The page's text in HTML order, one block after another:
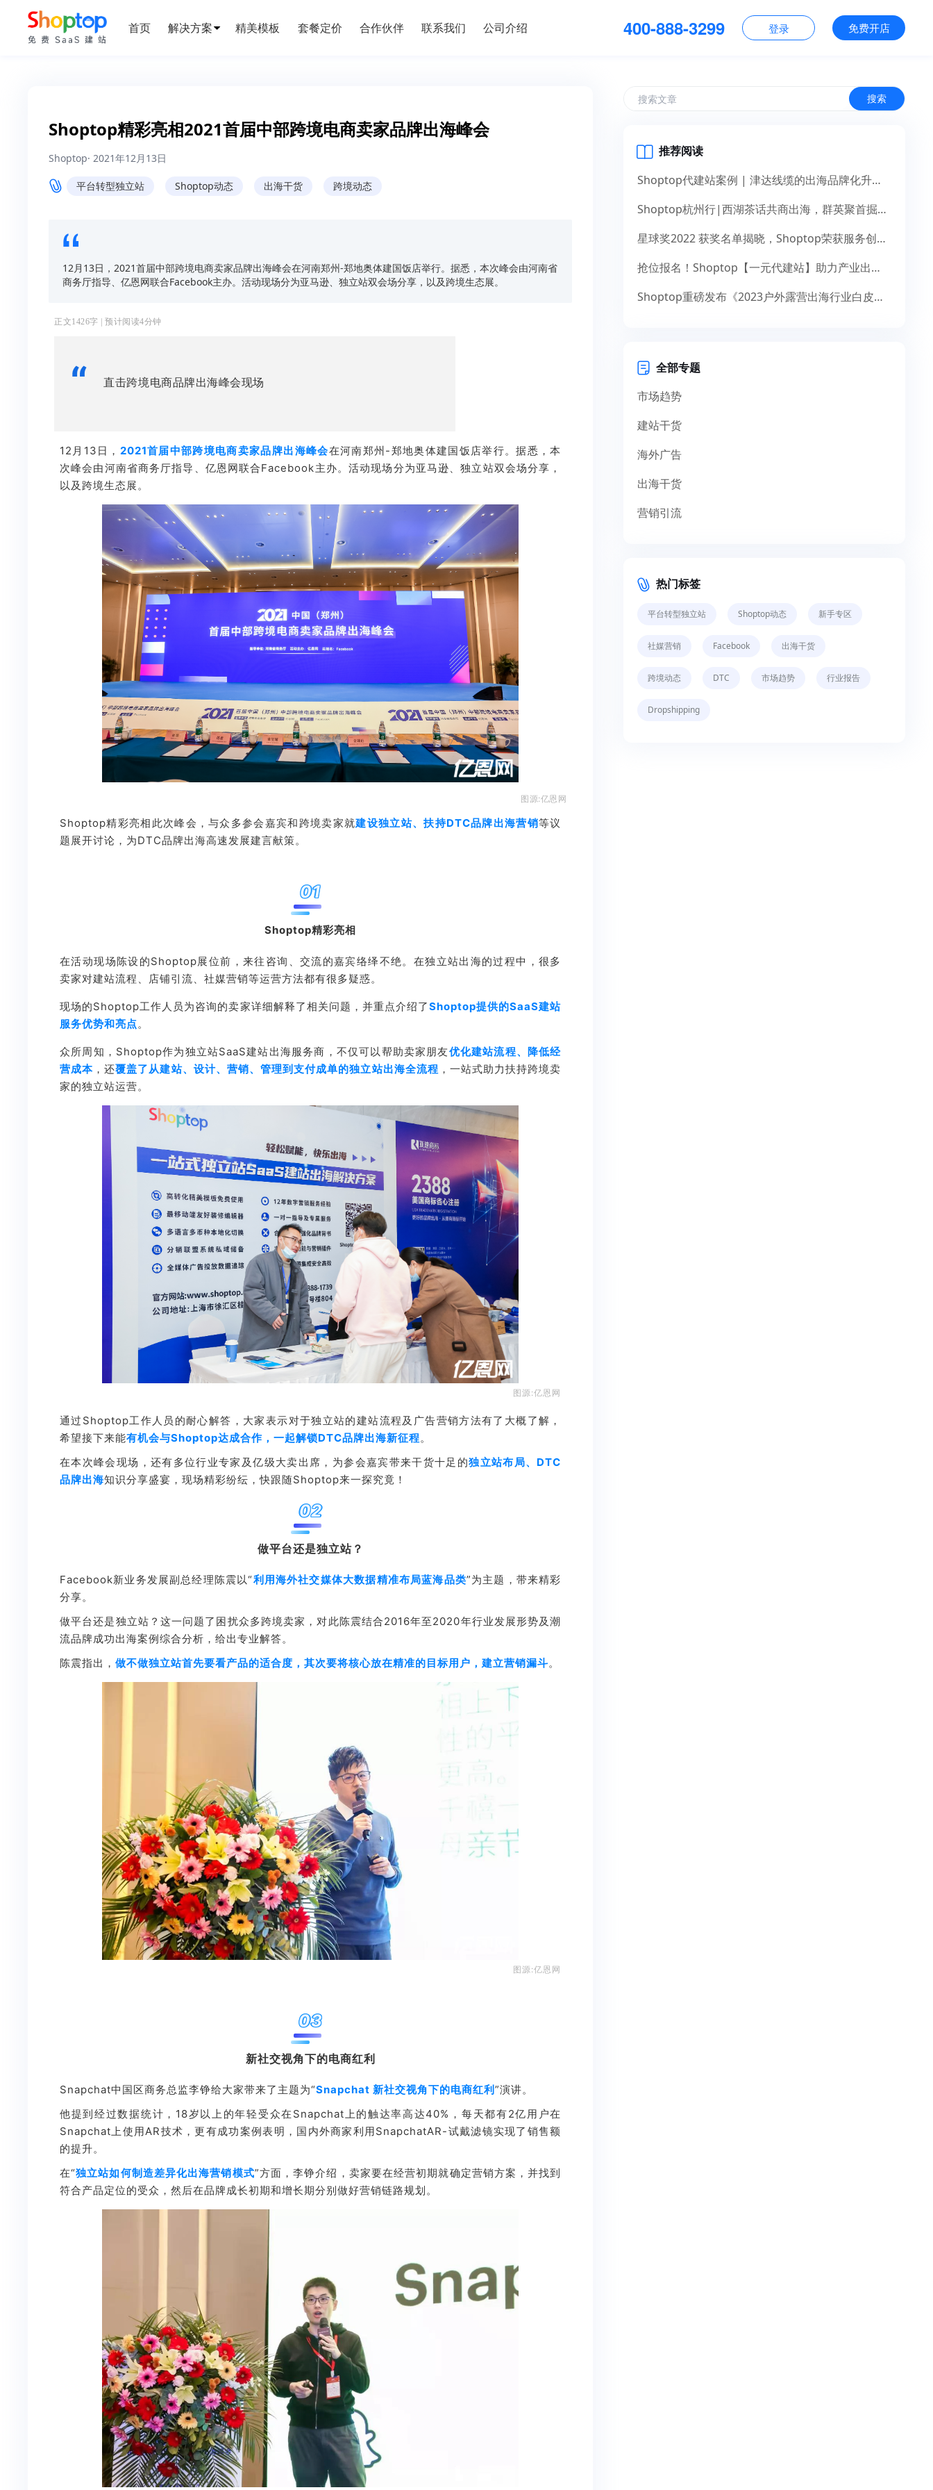
首页 解决方案 · 精美模板 套餐定价 合作伙伴 联系我们 公司介绍 400-888-3299 登录 免费开店
Shoptop精彩亮相2021首届中部跨境电商卖家品牌出海峰会
Shoptop· 2021年12月13日
平台转型独立站 Shoptop动态 出海干货 跨境动态
12月13日，2021首届中部跨境电商卖家品牌出海峰会在河南郑州-郑地奥体建国饭店举行。据悉，本次峰会由河南省
商务厅指导、亿恩网联合Facebook主办。活动现场分为亚马逊、独立站双会场分享，以及跨境生态展。
正文1426字 | 预计阅读4分钟
“ 直击跨境电商品牌出海峰会现场
12月13日， 2021首届中部跨境电商卖家品牌出海峰会在河南郑州-郑地奥体建国饭店举行。据悉，本
次峰会由河南省商务厅指导、亿恩网联合Facebook主办。活动现场分为亚马逊、独立站双会场分享，
以及跨境生态展。
图源:亿恩网
Shoptop精彩亮相此次峰会，与众多参会嘉宾和跨境卖家就建设独立站、扶持DTC品牌出海营销等议
题展开讨论，为DTC品牌出海高速发展建言献策。
01
Shoptop精彩亮相
在活动现场陈设的Shoptop展位前，来往咨询、交流的嘉宾络绎不绝。 在独立站出海的过程中，很多
卖家对建站流程、店铺引流、社媒营销等运营方法都有很多疑惑。
现场的Shoptop工作人员为咨询的卖家详细解释了相关问题，并重点介绍了Shoptop提供的SaaS建站
服务优势和亮点。
众所周知，Shoptop作为独立站SaaS建站出海服务商，不仅可以帮助卖家朋友优化建站流程、降低经
营成本 ，还覆盖了从建站、设计、营销、管理到支付成单的独立站出海全流程 ，一站式助力扶持跨境卖
家的独立站运营。
图源:亿恩网
通过Shoptop工作人员的耐心解答，大家表示对于独立站的建站流程及广告营销方法有了大概了解，
希望接下来能有机会与Shoptop达成合作，一起解锁DTC品牌出海新征程。
在本次峰会现场，还有多位行业专家及亿级大卖出席，为参会嘉宾带来干货十足的独立站布局、DTC
品牌出海知识分享盛宴，现场精彩纷纭，快跟随Shoptop来一探究竟！
02
做平台还是独立站？
Facebook新业务发展副总经理陈震以“利用海外社交媒体大数据精准布局蓝海品类”为主题，带来精彩
分享。
做平台还是独立站？这一问题了困扰众多跨境卖家，对此陈震结合2016年至2020年行业发展形势及潮
流品牌成功出海案例综合分析，给出专业解答。
陈震指出， 做不做独立站首先要看产品的适合度，其次要将核心放在精准的目标用户，建立营销漏斗。
图源:亿恩网
03
新社交视角下的电商红利
Snapchat中国区商务总监李铮给大家带来了主题为“Snapchat 新社交视角下的电商红利”演讲。
他提到经过数据统计，18岁以上的年轻受众在Snapchat上的触达率高达40%，每天都有2亿用户在
Snapchat上使用AR技术，更有成功案例表明，国内外商家利用SnapchatAR-试戴滤镜实现了销售额
的提升。
在“独立站如何制造差异化出海营销模式”方面，李铮介绍，卖家要在经营初期就确定营销方案，并找到
符合产品定位的受众，然后在品牌成长初期和增长期分别做好营销链路规划。
搜索
推荐阅读
Shoptop代建站案例 | 津达线缆的出海品牌化升级之道
Shoptop杭州行|西湖茶话共商出海，群英聚首掘金未来
星球奖2022 获奖名单揭晓，Shoptop荣获服务创新奖！
抢位报名！Shoptop【一元代建站】助力产业出海，献礼14周年
Shoptop重磅发布《2023户外露营出海行业白皮书》！聚焦150亿美元市场，探寻增长新机遇
全部专题
市场趋势
建站干货
海外广告
出海干货
营销引流
热门标签
平台转型独立站 Shoptop动态 新手专区
社媒营销 Facebook 出海干货
跨境动态 DTC 市场趋势 行业报告
Dropshipping